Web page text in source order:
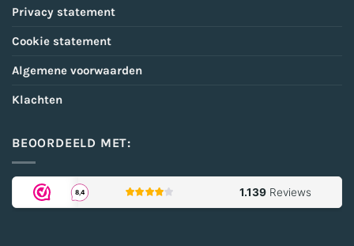
Privacy statement
Cookie statement
Algemene voorwaarden
Klachten
BEOORDEELD MET: